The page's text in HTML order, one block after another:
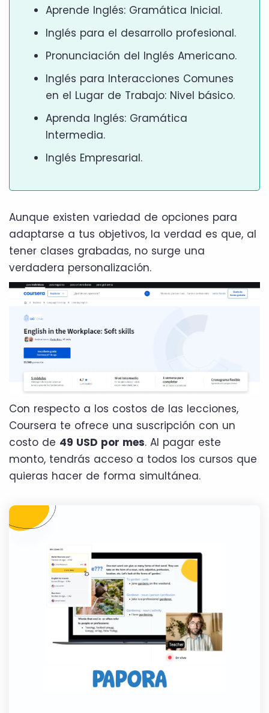
Aprende Inglés: Gramática Inicial.
Inglés para el desarrollo profesional.
Pronunciación del Inglés Americano.
Inglés para Interacciones Comunes
en el Lugar de Trabajo: Nivel básico.
Aprenda Inglés: Gramática
Intermedia.
Inglés Empresarial.
Aunque existen variedad de opciones para
adaptarse a tus objetivos, la verdad es que, al
tener clases grabadas, no surge una
verdadera personalización.
Con respecto a los costos de las lecciones,
Coursera te ofrece una suscripción con un
costo de 49 USD por mes. Al pagar este
monto, tendrás acceso a todos los cursos que
quieras hacer de forma simultánea.